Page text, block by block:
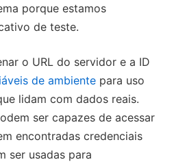
porque estamos
de teste.
o URL do servidor e a ID
de ambiente para uso
lidam com dados reais.
ser capazes de acessar
encontradas credenciais
ser usadas para